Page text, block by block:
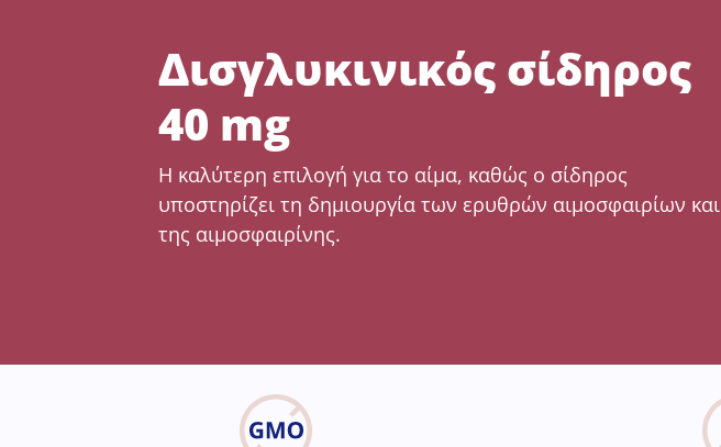
Δισγλυκινικός σίδηρος
40 mg
Η καλύτερη επιλογή για το αίμα, καθώς ο σίδηρος
υποστηρίζει τη δημιουργία των ερυθρών αιμοσφαιρίων και
της αιμοσφαιρίνης.